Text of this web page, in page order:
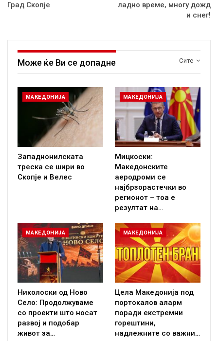
Град Скопје
ладно време, многу дожд
и снег!
Сите
Може ќе Ви се допадне
МАКЕДОНИЈА
Западнонилската
треска се шири во
Скопје и Велес
МАКЕДОНИЈА
Мицкоски:
Македонските
аеродроми се
најбрзорастечки во
регионот – тоа е
резултат на…
МАКЕДОНИЈА
Николоски од Ново
Село: Продолжуваме
со проекти што носат
развој и подобар
живот за…
МАКЕДОНИЈА
Цела Македонија под
портокалов аларм
поради екстремни
горештини,
надлежните со важни…